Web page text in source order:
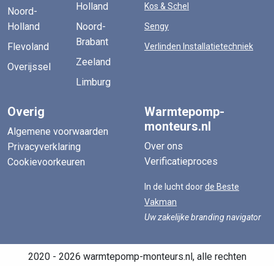
Noord-
Holland
Flevoland
Overijssel
Holland
Noord-
Brabant
Zeeland
Limburg
Kos & Schel
Sengy
Verlinden Installatietechniek
Overig
Algemene voorwaarden
Privacyverklaring
Cookievoorkeuren
Warmtepomp-
monteurs.nl
Over ons
Verificatieproces
In de lucht doorde Beste
Vakman
Uw zakelijke branding navigator
2020 - 2026 warmtepomp-monteurs.nl, alle rechten